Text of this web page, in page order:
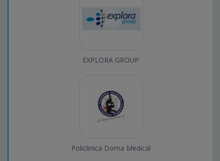
EXPLORA GROUP
Policlinica Dorna Medical